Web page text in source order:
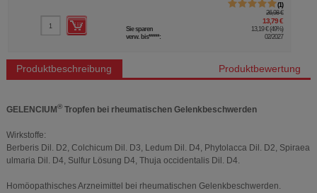
1
26,98 €
13,79 €
Sie sparen 13,19 € (49%)
verw. bis*****:
02/2027
Produktbeschreibung Produktbewertung
GELENCIUM®Tropfen bei rheumatischen Gelenkbeschwerden
Wirkstoffe:
Berberis Dil. D2, Colchicum Dil. D3, Ledum Dil. D4, Phytolacca Dil. D2, Spiraea
ulmaria Dil. D4, Sulfur Lösung D4, Thuja occidentalis Dil. D4.
Homöopathisches Arzneimittel bei rheumatischen Gelenkbeschwerden.